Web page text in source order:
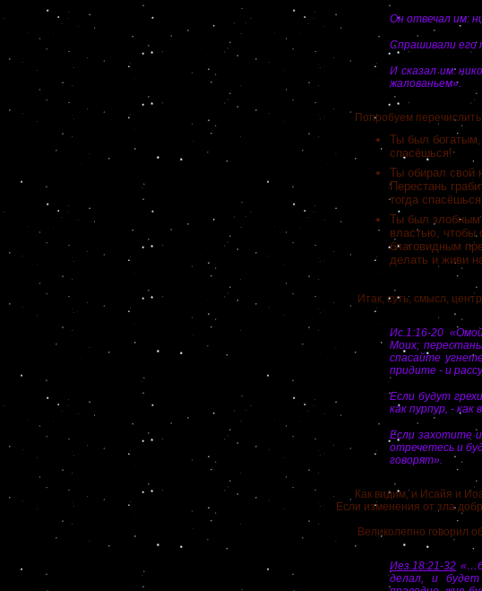
Он отвечал им:
Спрашивали его
И сказал им:
жалованьем».
Попробуем перечислить
Ты был
спасёшься!
Ты обирал свой
Перестань
тогда
Ты был злобным
властью, чтобы
благовидным
делать и живи
Итак, суть, смысл, центр
Ис.1:16-20
Моих;
спасайте
придите - и
Если будут
как пурпур, - как
Если захотите
отречетесь и
говорят».
Как видим, и Исайя и
Если изменения от зла
Великолепно говорил об
Иез.18:21-32
делал, и